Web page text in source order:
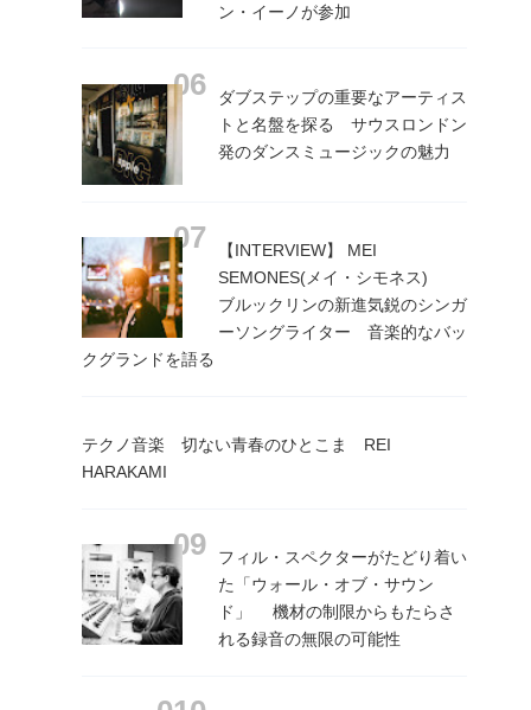
ン・イーノが参加
ダブステップの重要なアーティス
トと名盤を探る サウスロンドン
発のダンスミュージックの魅力
【INTERVIEW】 MEI
SEMONES(メイ・シモネス)
ブルックリンの新進気鋭のシンガ
ーソングライター 音楽的なバッ
クグランドを語る
テクノ音楽 切ない青春のひとこま REI
HARAKAMI
フィル・スペクターがたどり着い
た「ウォール・オブ・サウン
ド」 機材の制限からもたらさ
れる録音の無限の可能性